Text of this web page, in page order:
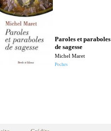
Paroles et paraboles
de sagesse
Michel Maret
Poches